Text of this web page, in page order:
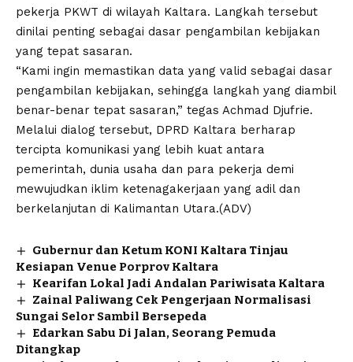
pekerja PKWT di wilayah Kaltara. Langkah tersebut
dinilai penting sebagai dasar pengambilan kebijakan
yang tepat sasaran.
“Kami ingin memastikan data yang valid sebagai dasar
pengambilan kebijakan, sehingga langkah yang diambil
benar-benar tepat sasaran,” tegas Achmad Djufrie.
Melalui dialog tersebut, DPRD Kaltara berharap
tercipta komunikasi yang lebih kuat antara
pemerintah, dunia usaha dan para pekerja demi
mewujudkan iklim ketenagakerjaan yang adil dan
berkelanjutan di Kalimantan Utara.(ADV)
Gubernur dan Ketum KONI Kaltara Tinjau
Kesiapan Venue Porprov Kaltara
Kearifan Lokal Jadi Andalan Pariwisata Kaltara
Zainal Paliwang Cek Pengerjaan Normalisasi
Sungai Selor Sambil Bersepeda
Edarkan Sabu Di Jalan, Seorang Pemuda
Ditangkap